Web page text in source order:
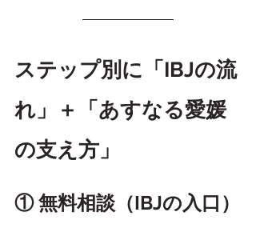
ステップ別に「IBJの流
れ」＋「あすなる愛媛
の支え方」
① 無料相談（IBJの入口）